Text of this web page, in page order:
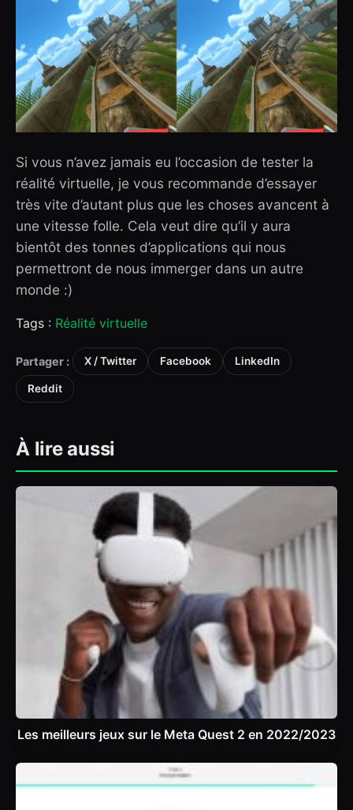
Si vous n’avez jamais eu l’occasion de tester la
réalité virtuelle, je vous recommande d’essayer
très vite d’autant plus que les choses avancent à
une vitesse folle. Cela veut dire qu’il y aura
bientôt des tonnes d’applications qui nous
permettront de nous immerger dans un autre
monde :)
Tags : Réalité virtuelle
Partager : X / Twitter Facebook LinkedIn
Reddit
À lire aussi
Les meilleurs jeux sur le Meta Quest 2 en 2022/2023